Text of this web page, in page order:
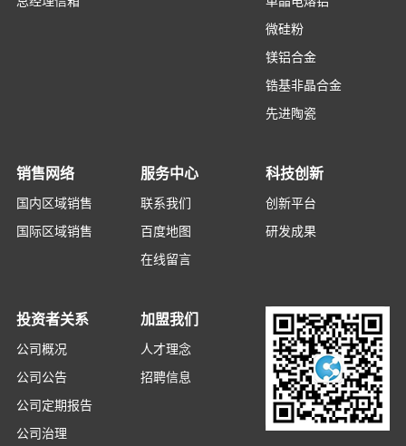
微硅粉
镁铝合金
锆基非晶合金
先进陶瓷
销售网络
国内区域销售
国际区域销售
服务中心
联系我们
百度地图
在线留言
科技创新
创新平台
研发成果
投资者关系
公司概况
公司公告
公司定期报告
公司治理
加盟我们
人才理念
招聘信息